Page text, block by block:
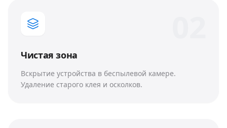
Чистая зона
Вскрытие устройства в беспылевой камере.
Удаление старого клея и осколков.